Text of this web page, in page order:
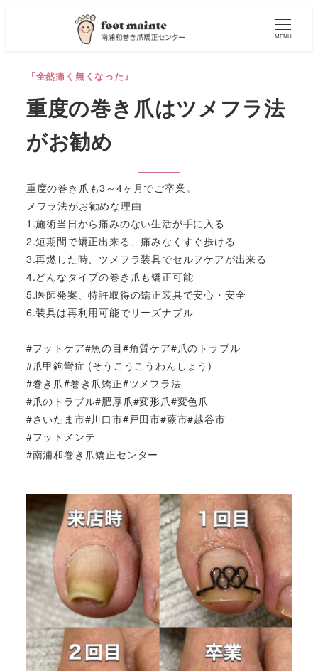
MENU
『全然痛く無くなった』
重度の巻き爪はツメフラ法
がお勧め
重度の巻き爪も3～4ヶ月でご卒業。
メフラ法がお勧めな理由
1.施術当日から痛みのない生活が手に入る
2.短期間で矯正出来る、痛みなくすぐ歩ける
3.再燃した時、ツメフラ装具でセルフケアが出来る
4.どんなタイプの巻き爪も矯正可能
5.医師発案、特許取得の矯正装具で安心・安全
6.装具は再利用可能でリーズナブル
#フットケア#魚の目#角質ケア#爪のトラブル
#爪甲鉤彎症 (そうこうこうわんしょう)
#巻き爪#巻き爪矯正#ツメフラ法
#爪のトラブル#肥厚爪#変形爪#変色爪
#さいたま市#川口市#戸田市#蕨市#越谷市
#フットメンテ
#南浦和巻き爪矯正センター